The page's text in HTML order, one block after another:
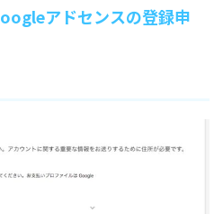
アドセンスの登録申